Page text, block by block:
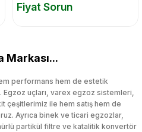
Fiyat Sorun
Markası...
performans hem de estetik
uçları, varex egzoz sistemleri,
çeşitlerimiz ile hem satış hem de
Ayrıca binek ve ticari egzozlar,
partikül filtre ve katalitik konvertör